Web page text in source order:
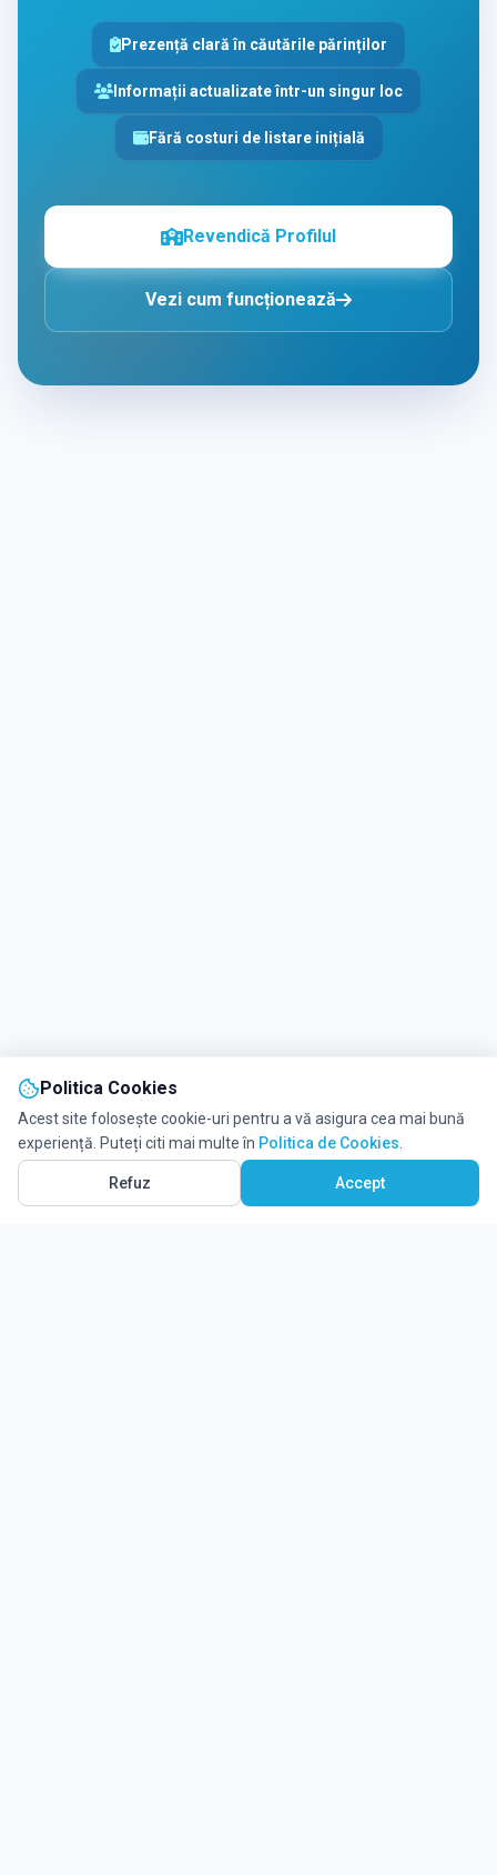
Prezență clară în căutările părinților
Informații actualizate într-un singur loc
Fără costuri de listare inițială
Revendică Profilul
Vezi cum funcționează
Politica Cookies
Acest site folosește cookie-uri pentru a vă asigura cea mai bună
experiență. Puteți citi mai multe în Politica de Cookies
Refuz Accept